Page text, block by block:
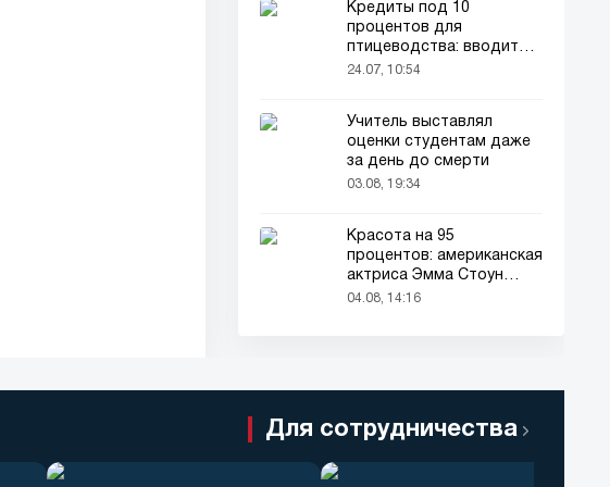
Кредиты под 10
процентов для
птицеводства: вводится
новый порядок
24.07, 10:54
Учитель выставлял
оценки студентам даже
за день до смерти
03.08, 19:34
Красота на 95
процентов: американская
актриса Эмма Стоун
признана самой красивой
04.08, 14:16
Для сотрудничества